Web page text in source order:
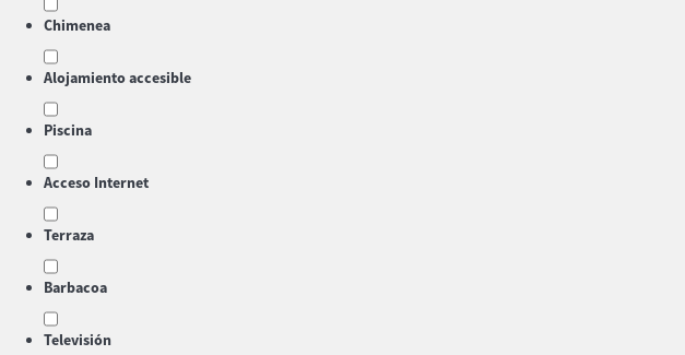
Chimenea
Alojamiento accesible
Piscina
Acceso Internet
Terraza
Barbacoa
Televisión